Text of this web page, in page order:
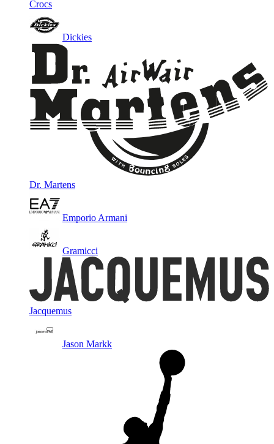
Crocs
Dickies
Dr. Martens
Emporio Armani
Gramicci
Jacquemus
Jason Markk